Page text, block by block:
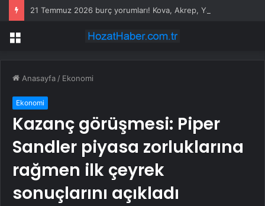
Menü
Anasayfa / Ekonomi
Ekonomi
Kazanç görüşmesi: Piper
Sandler piyasa zorluklarına
rağmen ilk çeyrek
sonuçlarını açıkladı